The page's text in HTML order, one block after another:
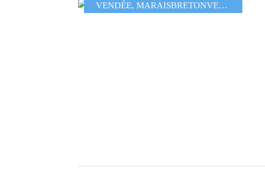
VENDÉE, MARAISBRETONVENDÉEN